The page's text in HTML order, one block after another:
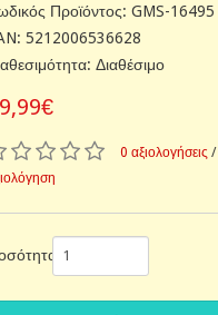
Προϊόντος: GMS-16495
5212006536628
Διαθέσιμο
0 αξιολογήσεις /